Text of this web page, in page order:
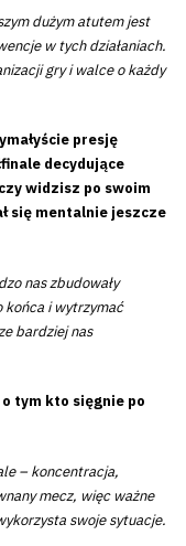
dużym atutem jest
w tych działaniach.
gry i walce o każdy
presję
decydujące
widzisz po swoim
się mentalnie jeszcze
nas zbudowały
końca i wytrzymać
bardziej nas
tym kto sięgnie po
– koncentracja,
mecz, więc ważne
swoje sytuacje.